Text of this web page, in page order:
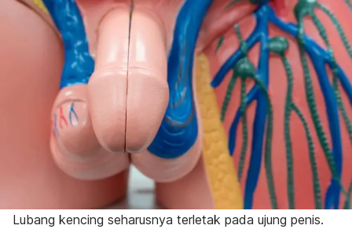
Lubang kencing seharusnya terletak pada ujung penis.